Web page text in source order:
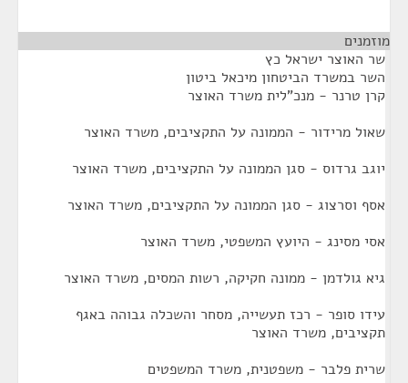
מוזמנים
שר האוצר ישראל כץ
השר במשרד הביטחון מיכאל ביטון
קרן טרנר - מנכ"לית משרד האוצר
שאול מרידור - הממונה על התקציבים, משרד האוצר
יוגב גרדוס - סגן הממונה על התקציבים, משרד האוצר
אסף וסרצוג - סגן הממונה על התקציבים, משרד האוצר
אסי מסינג - היועץ המשפטי, משרד האוצר
גיא גולדמן - ממונה חקיקה, רשות המסים, משרד האוצר
עידו סופר - רכז תעשייה, מסחר והשכלה גבוהה באגף
תקציבים, משרד האוצר
שרית פלבר - משפטנית, משרד המשפטים